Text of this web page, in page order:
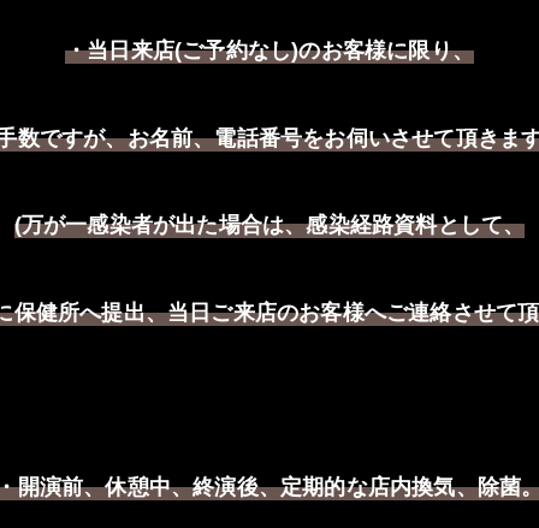
・当日来店(ご予約なし)のお客様に限り、
数ですが、お名前、電話番号をお伺いさせて頂きま
(万が一感染者が出た場合は、感染経路資料として、
保健所へ提出、当日ご来店のお客様へご連絡させて
開演前、休憩中、終演後、定期的な店内換気、除菌